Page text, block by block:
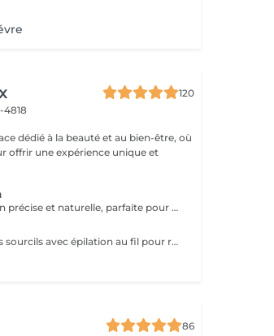
120
4818
dédié à la beauté et au bien-être, où
offrir une expérience unique et
Technique indienne d'épilation précise et naturelle, parfaite pour entretenir la forme des sourcils sans irriter la peau. Idéale pour les peaux sensibles et les retouches rapides entre deux designs complets. Fréquence recommandée : toutes les 3 à 4 semaines.
Restructuration complète des sourcils avec épilation au fil pour redéfinir la forme naturelle du regard. Permet de corriger les asymétries et de créer une ligne parfaitement adaptée à la morphologie du visage. Résultat optimal : entretien mensuel pour garder la forme idéale.
86